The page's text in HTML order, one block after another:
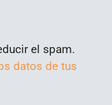
el spam.
datos de tus